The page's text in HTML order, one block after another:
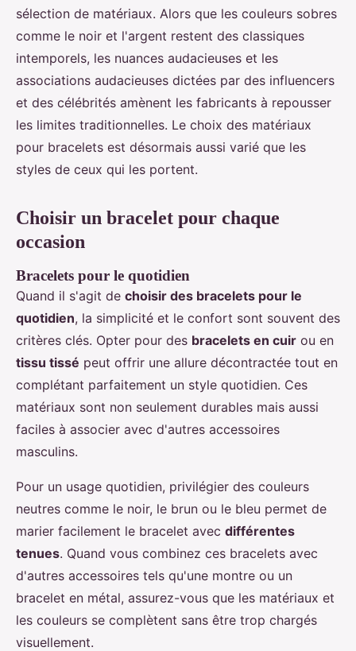
sélection de matériaux. Alors que les couleurs sobres
comme le noir et l'argent restent des classiques
intemporels, les nuances audacieuses et les
associations audacieuses dictées par des influencers
et des célébrités amènent les fabricants à repousser
les limites traditionnelles. Le choix des matériaux
pour bracelets est désormais aussi varié que les
styles de ceux qui les portent.
Choisir un bracelet pour chaque
occasion
Bracelets pour le quotidien
Quand il s'agit de choisir des bracelets pour le
quotidien, la simplicité et le confort sont souvent des
critères clés. Opter pour des bracelets en cuir ou en
tissu tissé peut offrir une allure décontractée tout en
complétant parfaitement un style quotidien. Ces
matériaux sont non seulement durables mais aussi
faciles à associer avec d'autres accessoires
masculins.
Pour un usage quotidien, privilégier des couleurs
neutres comme le noir, le brun ou le bleu permet de
marier facilement le bracelet avec différentes
tenues. Quand vous combinez ces bracelets avec
d'autres accessoires tels qu'une montre ou un
bracelet en métal, assurez-vous que les matériaux et
les couleurs se complètent sans être trop chargés
visuellement.